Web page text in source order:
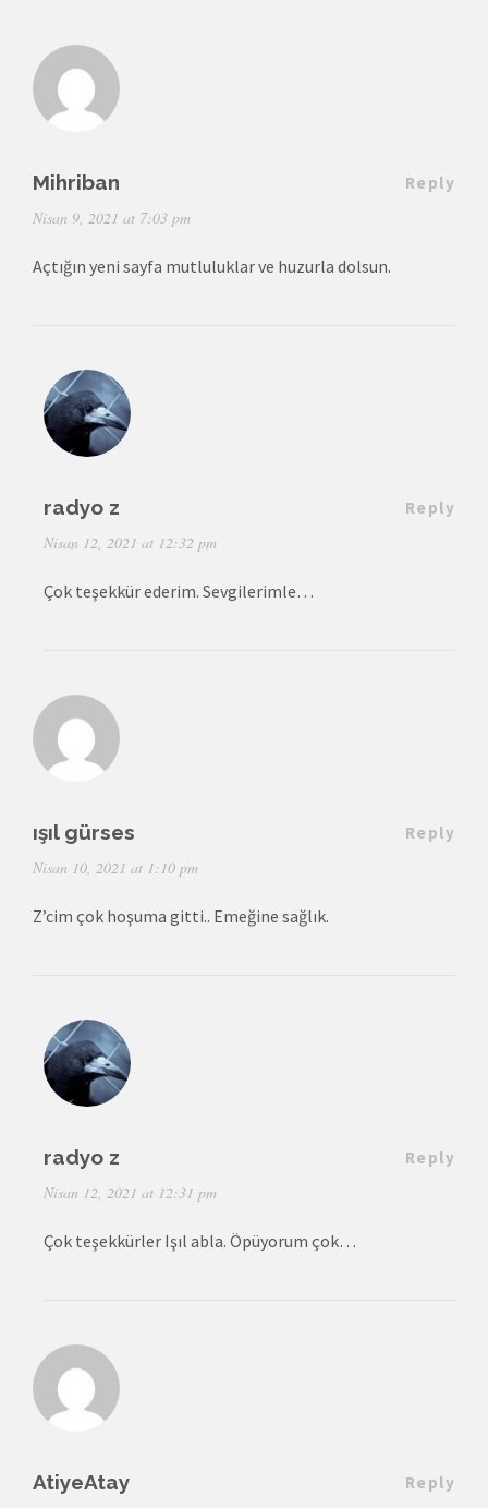
Mihriban
Nisan 9, 2021 at 7:03 pm
Reply
Açtığın yeni sayfa mutluluklar ve huzurla dolsun.
radyo z
Nisan 12, 2021 at 12:32 pm
Reply
Çok teşekkür ederim. Sevgilerimle…
ışıl gürses
Nisan 10, 2021 at 1:10 pm
Reply
Z’cim çok hoşuma gitti.. Emeğine sağlık.
radyo z
Nisan 12, 2021 at 12:31 pm
Reply
Çok teşekkürler Işıl abla. Öpüyorum çok…
AtiyeAtay Reply